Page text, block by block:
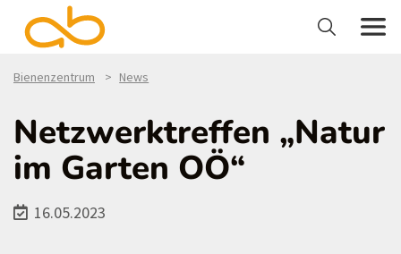
Bienenzentrum News
Netzwerktreffen „Natur
im Garten OÖ“
16.05.2023